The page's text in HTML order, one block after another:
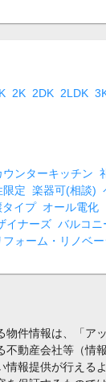
2K 2DK 2LDK
ウンターキッチン
限定 楽器可(相談)
タイプ オール電化
イナーズ バルコニ
フォーム・リノベ
物件情報は、「ア
不動産会社等（情
情報提供が行える